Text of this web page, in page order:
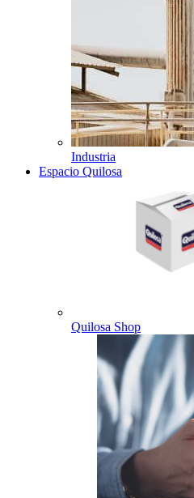
Industria
Espacio Quilosa
Quilosa Shop